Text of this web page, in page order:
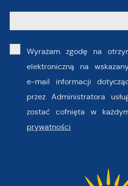
Wyrażam zgodę na
elektroniczną na
e-mail informacji
przez Administratora
zostać cofnięta w
prywatności